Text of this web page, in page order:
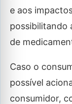
e aos
possibilitando
de
Caso o
possível
consumidor,